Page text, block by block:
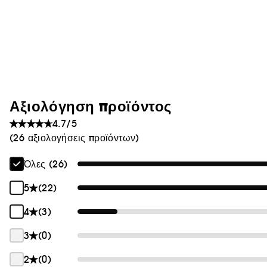
Αξιολόγηση προϊόντος
4.7/5
(26 αξιολογήσεις προϊόντων)
Όλες (26)
5
(22)
4
(3)
3
(0)
2
(0)